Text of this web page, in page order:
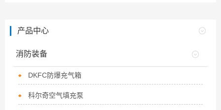
产品中心
消防装备
DKFC防爆充气箱
科尔奇空气填充泵